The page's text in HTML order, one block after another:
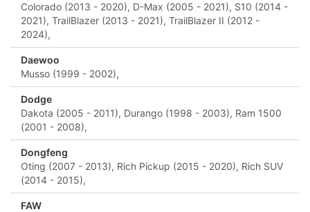
Colorado (2013 - 2020), D-Max (2005 - 2021), S10 (2014 -
2021), TrailBlazer (2013 - 2021), TrailBlazer II (2012 -
2024),
Daewoo
Musso (1999 - 2002),
Dodge
Dakota (2005 - 2011), Durango (1998 - 2003), Ram 1500
(2001 - 2008),
Dongfeng
Oting (2007 - 2013), Rich Pickup (2015 - 2020), Rich SUV
(2014 - 2015),
FAW